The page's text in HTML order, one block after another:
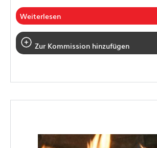
Weiterlesen
Zur Kommission hinzufügen